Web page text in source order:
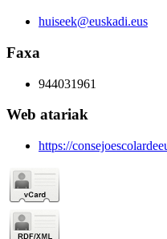
huiseek@euskadi.eus
Faxa
944031961
Web atariak
https://